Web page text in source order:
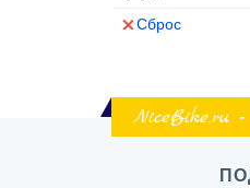
Сброс
NiceBike.ru